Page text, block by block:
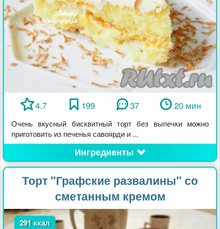
4.7 199 37 20 мин
Очень вкусный бисквитный торт без выпечки можно
приготовить из печенья савоярди и ...
Ингредиенты
Торт "Графские развалины" со
сметанным кремом
291 ккал